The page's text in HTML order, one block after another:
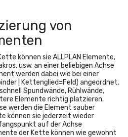
von
können sie ALLPLAN Elemente,
usw. an einer beliebigen Achse
werden dabei wie bei einer
| Kettenglied=Feld) angeordnet.
Spundwände, Rühlwände,
Elemente richtig platzieren.
werden die Element sauber
können sie jederzeit wieder
auf der Achse
der Kette können wie gewohnt